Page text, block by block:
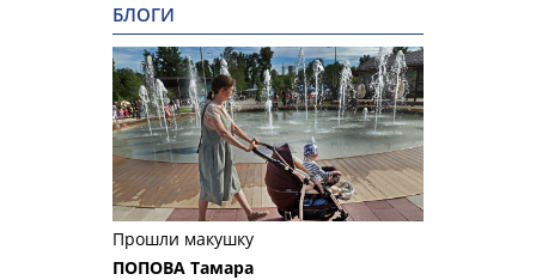
БЛОГИ
Прошли макушку
ПОПОВА Тамара